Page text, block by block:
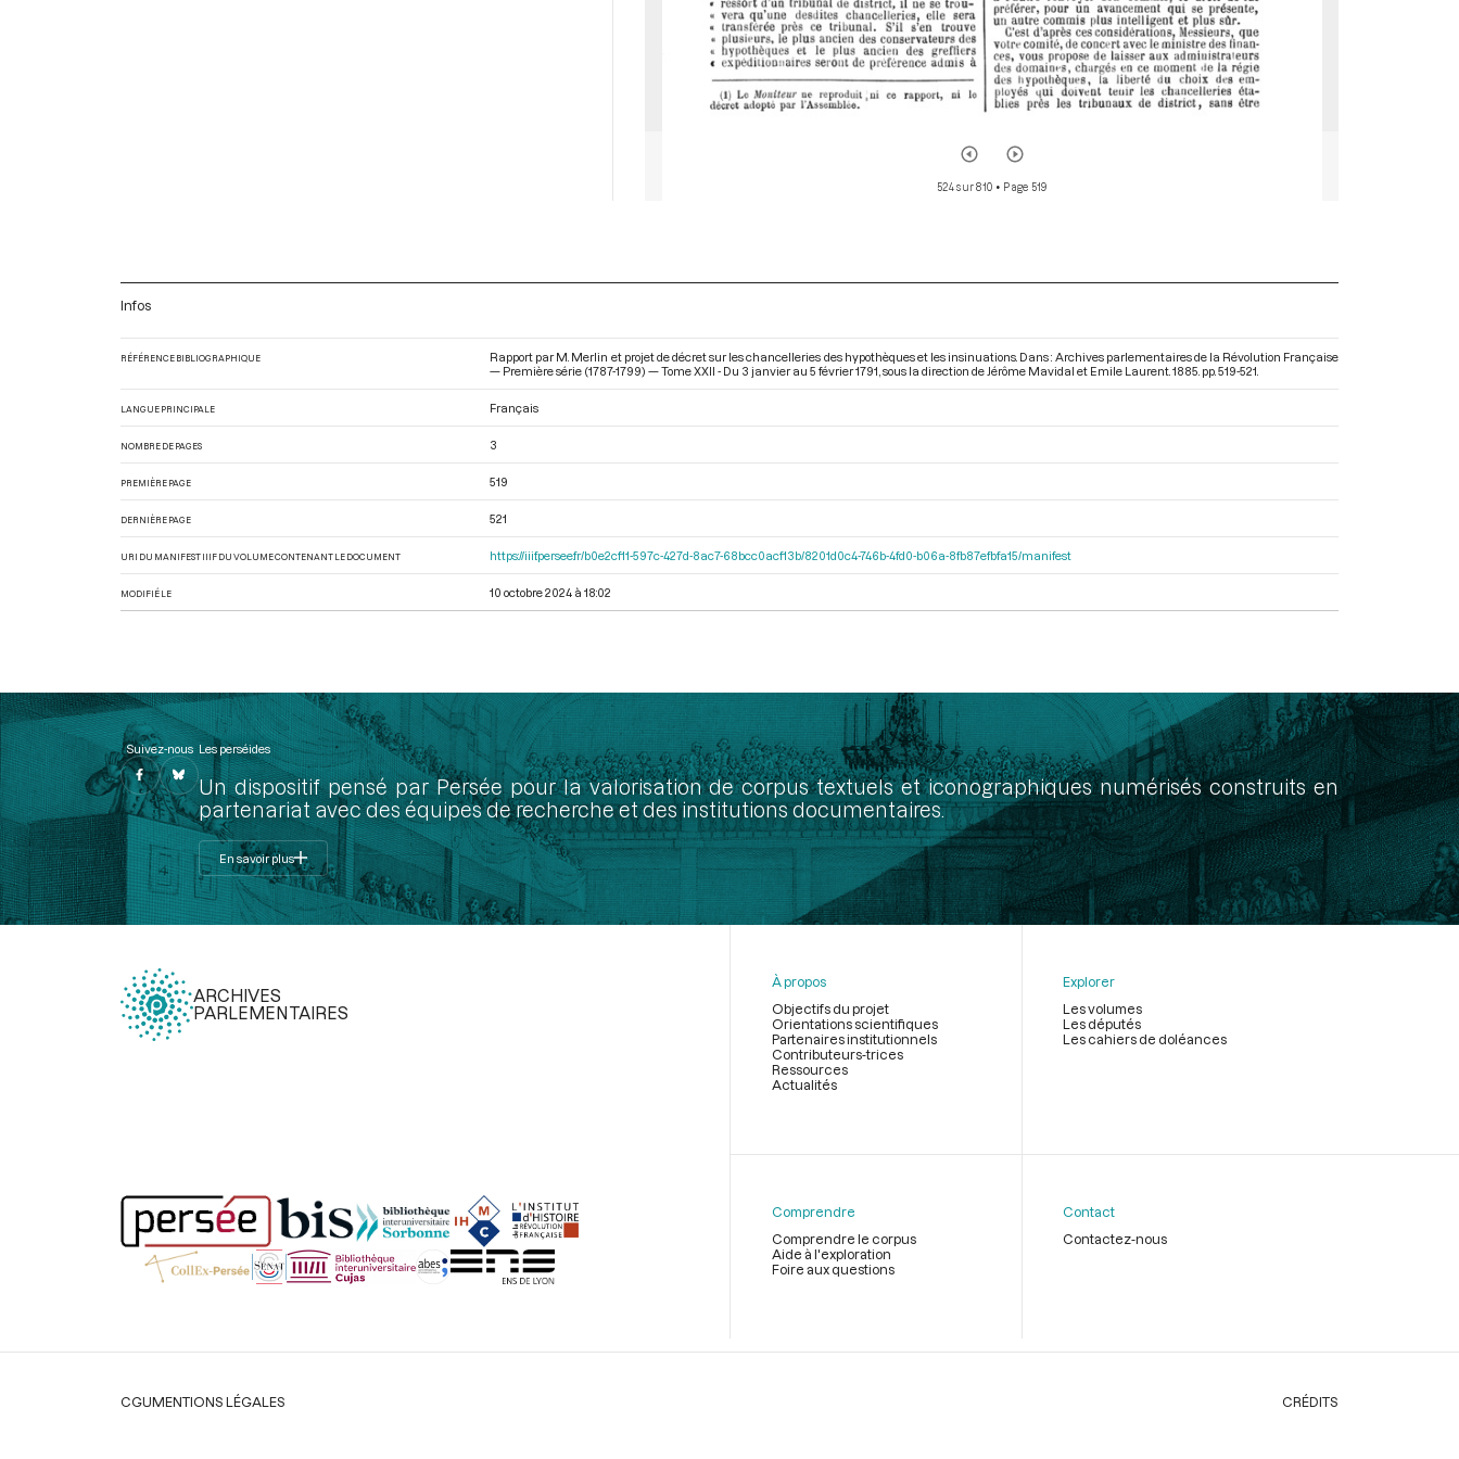
524 sur 810 • Page 519
Infos
RÉFÉRENCE BIBLIOGRAPHIQUE
Rapport par M. Merlin et projet de décret sur les chancelleries des hypothèques et les insinuations. Dans : Archives parlementaires de la Révolution Française
— Première série (1787-1799) — Tome XXII - Du 3 janvier au 5 février 1791 , sous la direction de Jérôme Mavidal et Emile Laurent. 1885. pp. 519-521.
LANGUE PRINCIPALE Français
NOMBRE DE PAGES 3
PREMIÈRE PAGE 519
DERNIÈRE PAGE 521
URI DU MANIFEST IIIF DU VOLUME CONTENANT LE DOCUMENT https://iiif.persee.fr/b0e2cf11-597c-427d-8ac7-68bcc0acf13b/8201d0c4-746b-4fd0-b06a-8fb87efbfa15/manifest
MODIFIÉ LE 10 octobre 2024 à 18:02
Suivez-nous Les perséides
Un dispositif pensé par Persée pour la valorisation de corpus textuels et iconographiques numérisés construits en
partenariat avec des équipes de recherche et des institutions documentaires.
En savoir plus
ARCHIVES
PARLEMENTAIRES
page
À propos
Objectifs du projet
Orientations scientifiques
Partenaires institutionnels
Contributeurs-trices
Ressources
Actualités
Explorer
Les volumes
Les députés
Les cahiers de doléances
Comprendre
Comprendre le corpus
Aide à l'exploration
Foire aux questions
Contact
Contactez-nous
Légal
CGUMENTIONS LÉGALES CRÉDITS